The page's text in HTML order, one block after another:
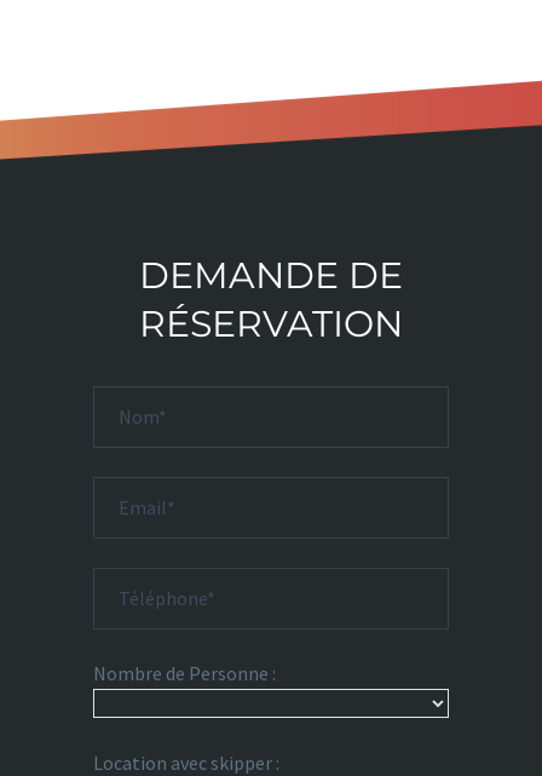
DEMANDE DE
RÉSERVATION
Nombre de Personne :
Location avec skipper :